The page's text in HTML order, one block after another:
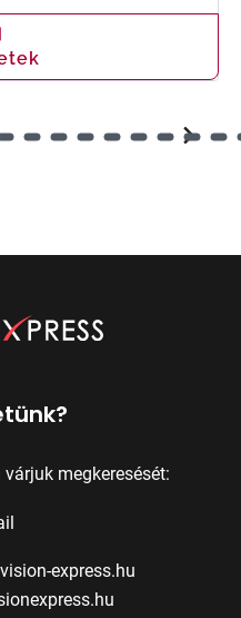
megkeresését:
express.hu